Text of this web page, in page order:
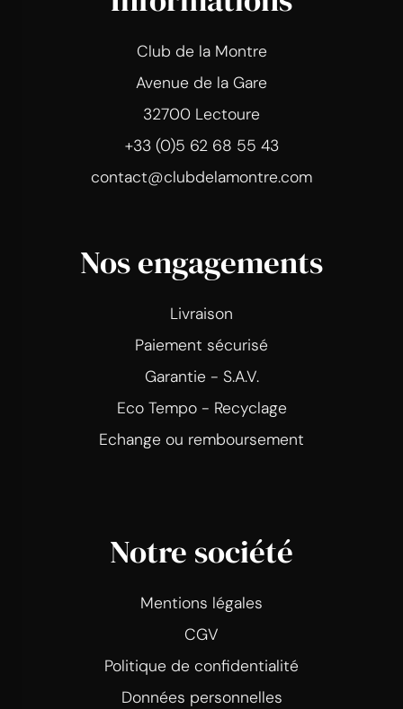
Club de la Montre
Avenue de la Gare
32700 Lectoure
+33 (0)5 62 68 55 43
contact@clubdelamontre.com
Nos engagements
Livraison
Paiement sécurisé
Garantie - S.A.V.
Eco Tempo - Recyclage
Echange ou remboursement
Notre société
Mentions légales
CGV
Politique de confidentialité
Données personnelles